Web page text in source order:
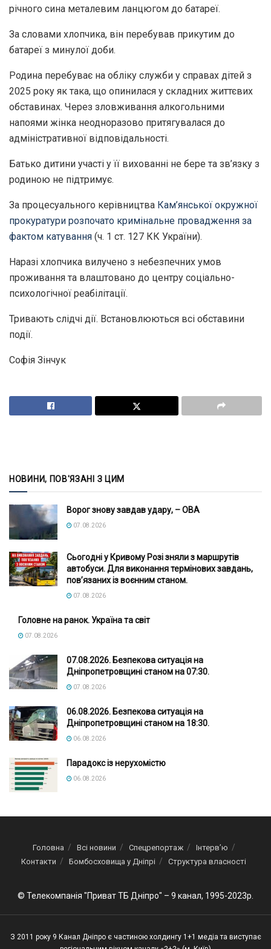
річного сина металевим ланцюгом до батареї.
За словами хлопчика, він перебував прикутим до
батареї з минулої доби.
Родина перебуває на обліку служби у справах дітей з
2025 року як така, що опинилася у складних життєвих
обставинах. Через зловживання алкогольними
напоями жінка неодноразово притягувалася до
адміністративної відповідальності.
Батько дитини участі у її вихованні не бере та зв’язку з
родиною не підтримує.
За процесуального керівництва Кам’янської окружної
прокуратури розпочато кримінальне провадження за
фактом катування (ч. 1 ст. 127 КК України).
Наразі хлопчика вилучено з небезпечних умов
проживання та влаштовано до центру соціально-
психологічної реабілітації.
Тривають слідчі дії. Встановлюються всі обставини
події.
Софія Зінчук
НОВИНИ, ПОВ'ЯЗАНІ З ЦИМ
Ворог знову завдав удару, – ОВА
07.08.2026
Сьогодні у Кривому Розі зняли з маршрутів
автобуси. Для виконання термінових завдань,
пов’язаних із воєнним станом.
07.08.2026
Головне на ранок. Україна та світ
07.08.2026
07.08.2026. Безпекова ситуація на
Дніпропетровщині станом на 07:30.
07.08.2026
06.08.2026. Безпекова ситуація на
Дніпропетровщині станом на 18:30.
06.08.2026
Парадокс із нерухомістю
06.08.2026
Головна Всі новини Спецрепортаж
Інтерв’ю
Контакти
Бомбосховища у Дніпрі Структура власності
© Телекомпанія "Приват ТБ Дніпро" – 9 канал, 1995-2023р.
З 2011 року 9 Канал Дніпро є частиною холдингу 1+1 медіа та виступає